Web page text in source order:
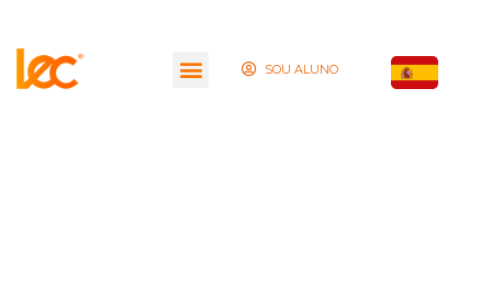
SOU ALUNO